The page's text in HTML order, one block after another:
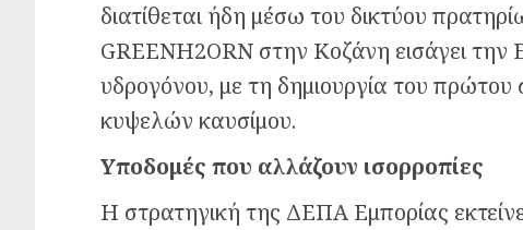
διατίθεται ήδη μέσω του δικτύου
GREENH2ORN στην Κοζάνη εισάγει
υδρογόνου, με τη δημιουργία του
κυψελών καυσίμου.
Υποδομές που αλλάζουν ισορροπίες
Η στρατηγική της ΔΕΠΑ Εμπορίας